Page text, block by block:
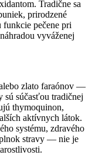
Tradične sa
prirodzené
funkcie pečene pri
vyváženej
zlato faraónov —
sú súčasťou tradičnej
thymoquinon,
aktívnych látok.
systému, zdravého
stravy — nie je